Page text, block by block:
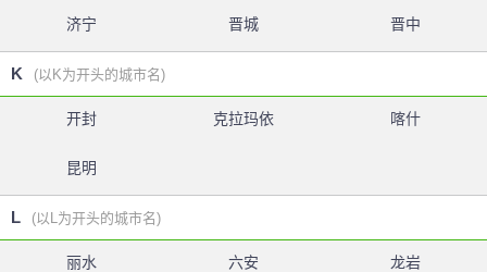
济宁 晋城 晋中
K (以K为开头的城市名)
开封 克拉玛依 喀什
昆明
L (以L为开头的城市名)
丽水 六安 龙岩